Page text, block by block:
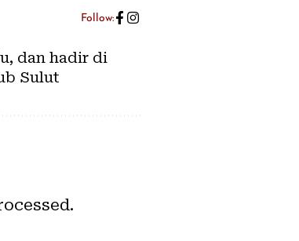
Follow:
dan hadir di
Sulut